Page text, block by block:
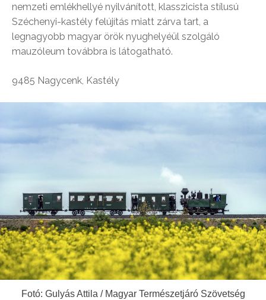
nemzeti emlékhellyé nyilvánított, klasszicista stílusú
Széchenyi-kastély felújítás miatt zárva tart, a
legnagyobb magyar örök nyughelyéül szolgáló
mauzóleum továbbra is látogatható.
9485 Nagycenk, Kastély
Fotó: Gulyás Attila / Magyar Természetjáró Szövetség